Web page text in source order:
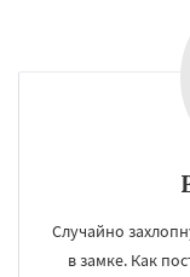
Случайно
в замке. Как